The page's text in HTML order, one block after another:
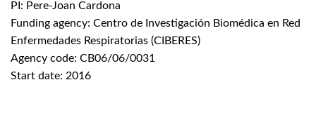
PI: Pere-Joan Cardona
Funding agency: Centro de Investigación Biomédica en Red
Enfermedades Respiratorias (CIBERES)
Agency code: CB06/06/0031
Start date: 2016